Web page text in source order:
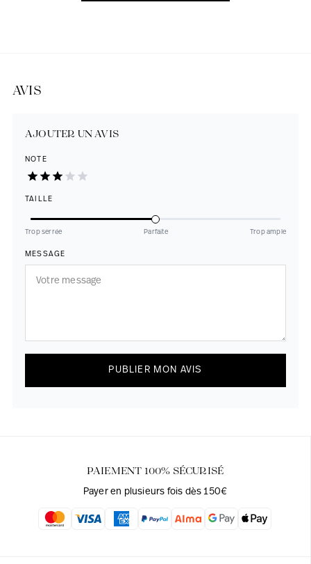
AVIS
AJOUTER UN AVIS
NOTE
TAILLE
Trop serrée Parfaite Trop ample
MESSAGE
PUBLIER MON AVIS
PAIEMENT 100% SÉCURISÉ
Payer en plusieurs fois dès 150€